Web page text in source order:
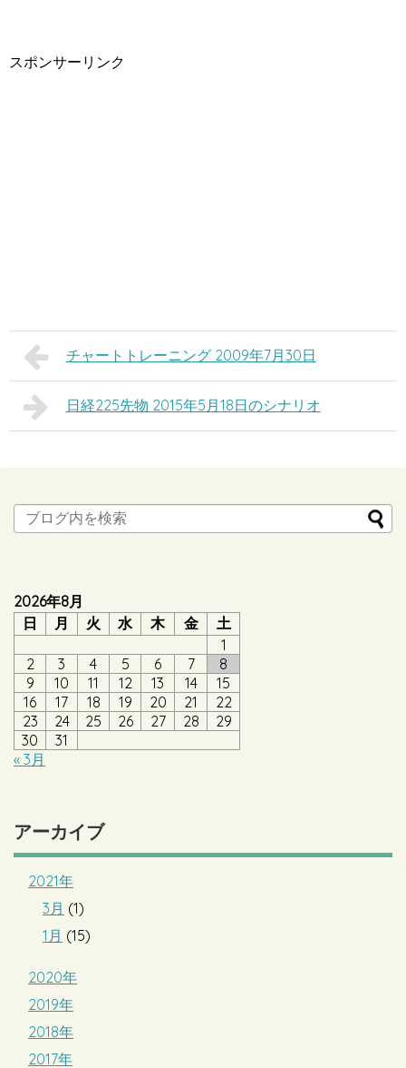
スポンサーリンク
チャートトレーニング 2009年7月30日
日経225先物 2015年5月18日のシナリオ
2026年8月
日
月 火 水 木 金
土
1
2
3 4 5 6 7
8
9
10 11 12 13 14
15
16
17 18 19 20 21
22
23
24 25 26 27 28
29
30
31
« 3月
アーカイブ
2021年
3月 (1)
1月 (15)
2020年
2019年
2018年
2017年